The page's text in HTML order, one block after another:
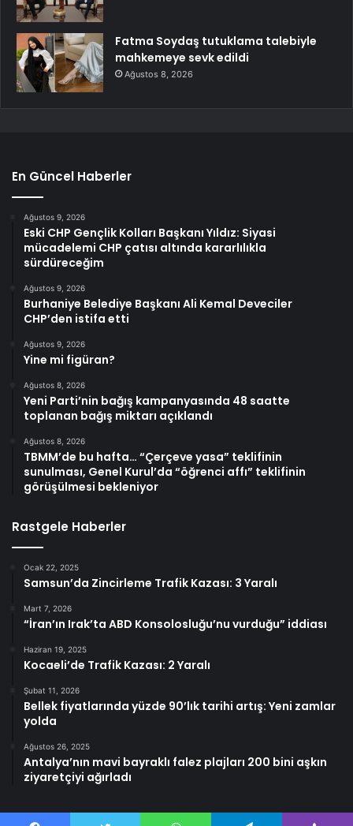
Fatma Soydaş tutuklama talebiyle
mahkemeye sevk edildi
Ağustos 8, 2026
En Güncel Haberler
Ağustos 9, 2026
Eski CHP Gençlik Kolları Başkanı Yıldız: Siyasi
mücadelemi CHP çatısı altında kararlılıkla
sürdüreceğim
Ağustos 9, 2026
Burhaniye Belediye Başkanı Ali Kemal Deveciler
CHP’den istifa etti
Ağustos 9, 2026
Yine mi figüran?
Ağustos 8, 2026
Yeni Parti’nin bağış kampanyasında 48 saatte
toplanan bağış miktarı açıklandı
Ağustos 8, 2026
TBMM’de bu hafta… “Çerçeve yasa” teklifinin
sunulması, Genel Kurul’da “öğrenci affı” teklifinin
görüşülmesi bekleniyor
Rastgele Haberler
Ocak 22, 2025
Samsun’da Zincirleme Trafik Kazası: 3 Yaralı
Mart 7, 2026
“İran’ın Irak’ta ABD Konsolosluğu’nu vurduğu” iddiası
Haziran 19, 2025
Kocaeli’de Trafik Kazası: 2 Yaralı
Şubat 11, 2026
Bellek fiyatlarında yüzde 90’lık tarihi artış: Yeni zamlar
yolda
Ağustos 26, 2025
Antalya’nın mavi bayraklı falez plajları 200 bini aşkın
ziyaretçiyi ağırladı